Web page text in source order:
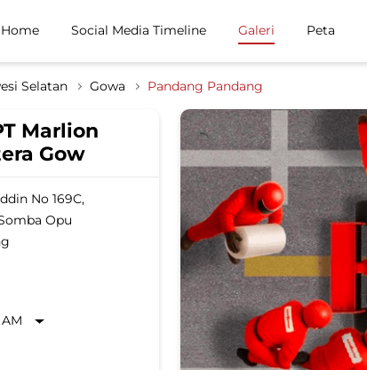
Home Social Media Timeline Galeri Peta
Selatan Gowa Pandang Pandang
Marlion
Gow
No 169C,
Opu